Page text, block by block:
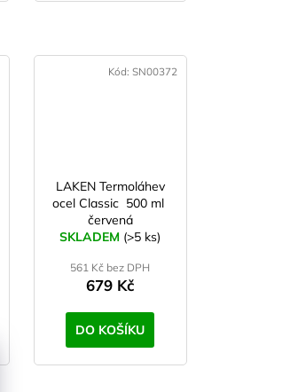
LAKEN Termoláhev
ocel Classic 500 ml
červená
SKLADEM (>5 ks)
561 Kč bez DPH
679 Kč
DO KOŠÍKU
Kód: SN00372